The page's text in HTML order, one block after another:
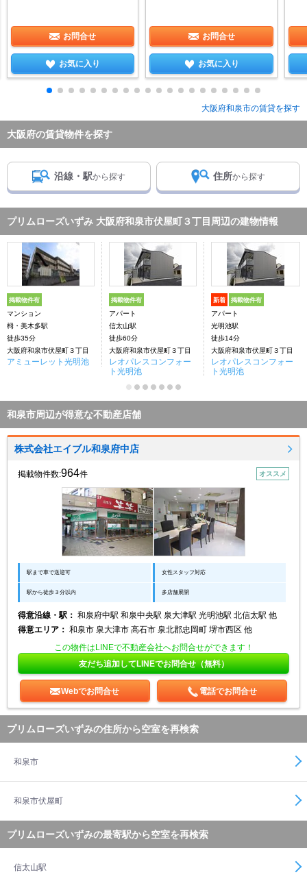
お問合せ
お気に入り
お問合せ
お気に入り
大阪府和泉市の賃貸を探す
大阪府の賃貸物件を探す
沿線・駅から探す 住所から探す
プリムローズいずみ 大阪府和泉市伏屋町３丁目周辺の建物情報
掲載物件有
マンション
栂・美木多駅
徒歩35分
大阪府和泉市伏屋町３丁目
アミューレット光明池
掲載物件有
アパート
信太山駅
徒歩60分
大阪府和泉市伏屋町３丁目
レオパレスコンフォー
ト光明池
新着 掲載物件有
アパート
光明池駅
徒歩14分
大阪府和泉市伏屋町３丁目
レオパレスコンフォー
ト光明池
和泉市周辺が得意な不動産店舗
株式会社エイブル和泉府中店
掲載物件数:964件 オススメ
駅まで車で送迎可 女性スタッフ対応
駅から徒歩３分以内 多店舗展開
得意沿線・駅： 和泉府中駅 和泉中央駅 泉大津駅 光明池駅 北信太駅 他
得意エリア： 和泉市 泉大津市 高石市 泉北郡忠岡町 堺市西区 他
この物件はLINEで不動産会社へお問合せができます！
友だち追加してLINEでお問合せ（無料）
Webでお問合せ 電話でお問合せ
プリムローズいずみの住所から空室を再検索
和泉市
和泉市伏屋町
プリムローズいずみの最寄駅から空室を再検索
信太山駅